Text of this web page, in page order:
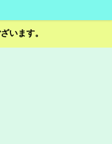
います。